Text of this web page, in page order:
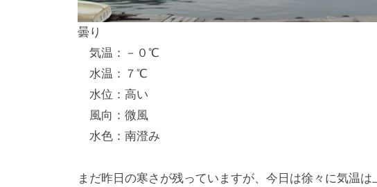
し
竿
ー
曇り
気温：－０℃
水温：７℃
水位：高い
風向：微風
水色：南澄み
まだ昨日の寒さが残っていますが、今日は徐々に気温は